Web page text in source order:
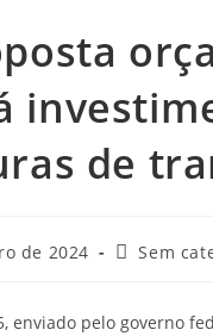
de
de 2024 Sem
enviado pelo governo